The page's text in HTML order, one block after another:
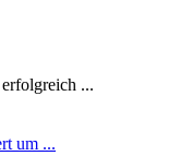
...
um ...